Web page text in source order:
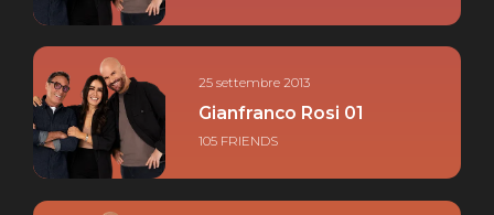
25 settembre 2013
Gianfranco Rosi 01
105 FRIENDS